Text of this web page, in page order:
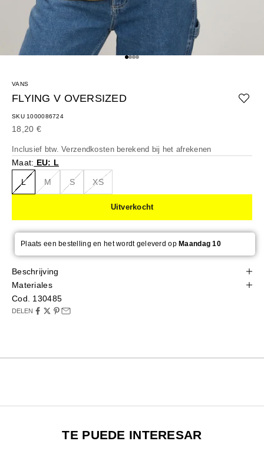
Naar artikel 1
Naar artikel 2
Naar artikel 3
Naar artikel 4
VANS
FLYING V OVERSIZED
SKU 1000086724
Aanbiedingsprijs
18,20 €
Inclusief btw.Verzendkosten berekend bij het afrekenen
Maat: EU: L
L M S XS
Uitverkocht
Plaats een bestelling en het wordt geleverd opMaandag 10
Beschrijving
Materiales
Cod. 130485
DELEN
TE PUEDE INTERESAR